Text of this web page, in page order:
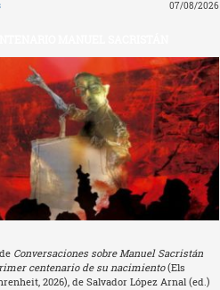
07/08/2026
Conversaciones sobre Manuel Sacristán
centenario de su nacimiento(Els
2026), de Salvador López Arnal (ed.)